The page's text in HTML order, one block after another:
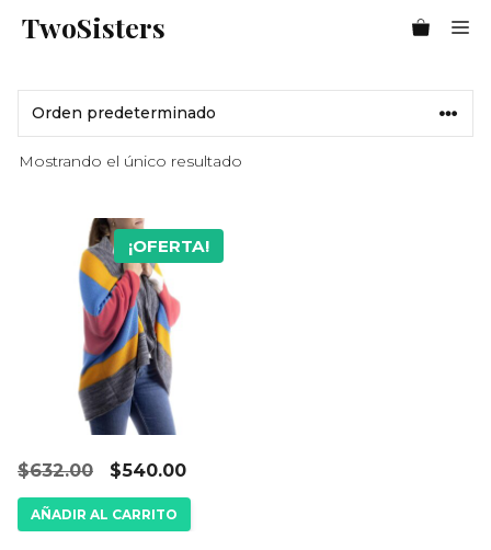
SaltarTwoSisters
Mostrando el único resultado
¡OFERTA!
$632.00
El
precio
original
$540.00El
precio
actual
AÑADIR AL CARRITO